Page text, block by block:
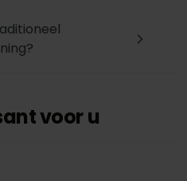
voor u
arrow_forward_ios